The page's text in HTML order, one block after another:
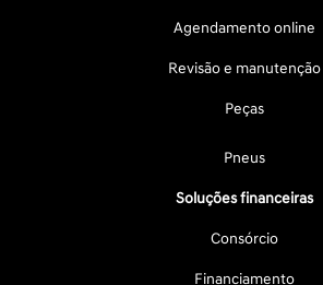
Agendamento online
Revisão e manutenção
Peças
Pneus
Soluções financeiras
Consórcio
Financiamento